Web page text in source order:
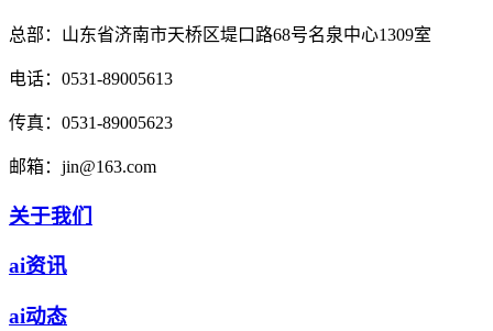
总部： 山东省济南市天桥区堤口路68号名泉中心1309室
电话： 0531-89005613
传真： 0531-89005623
邮箱： jin@163.com
关于我们
ai资讯
ai动态